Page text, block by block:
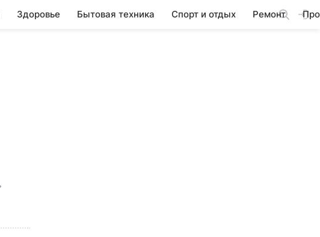
Здоровье Бытовая техника Спорт и отдых Ремонт